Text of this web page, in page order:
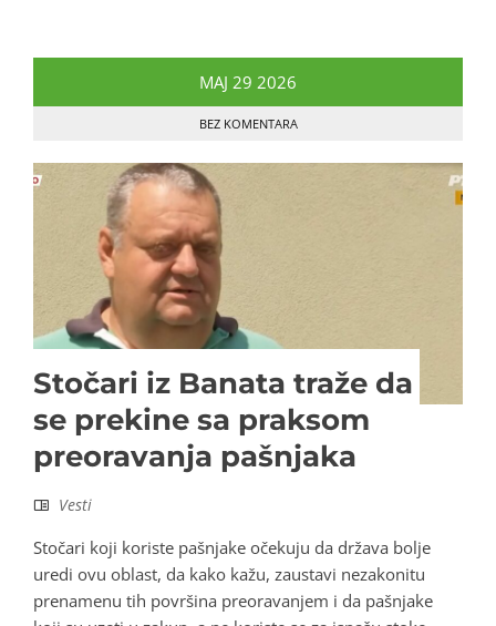
MAJ 29 2026
BEZ KOMENTARA
Stočari iz Banata traže da
se prekine sa praksom
preoravanja pašnjaka
Vesti
Stočari koji koriste pašnjake očekuju da država bolje
uredi ovu oblast, da kako kažu, zaustavi nezakonitu
prenamenu tih površina preoravanjem i da pašnjake